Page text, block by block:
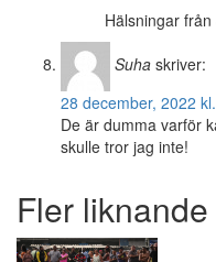
Hälsningar
Suha skriver:
28 december, 2022
De är dumma varför
skulle tror jag inte!
Fler